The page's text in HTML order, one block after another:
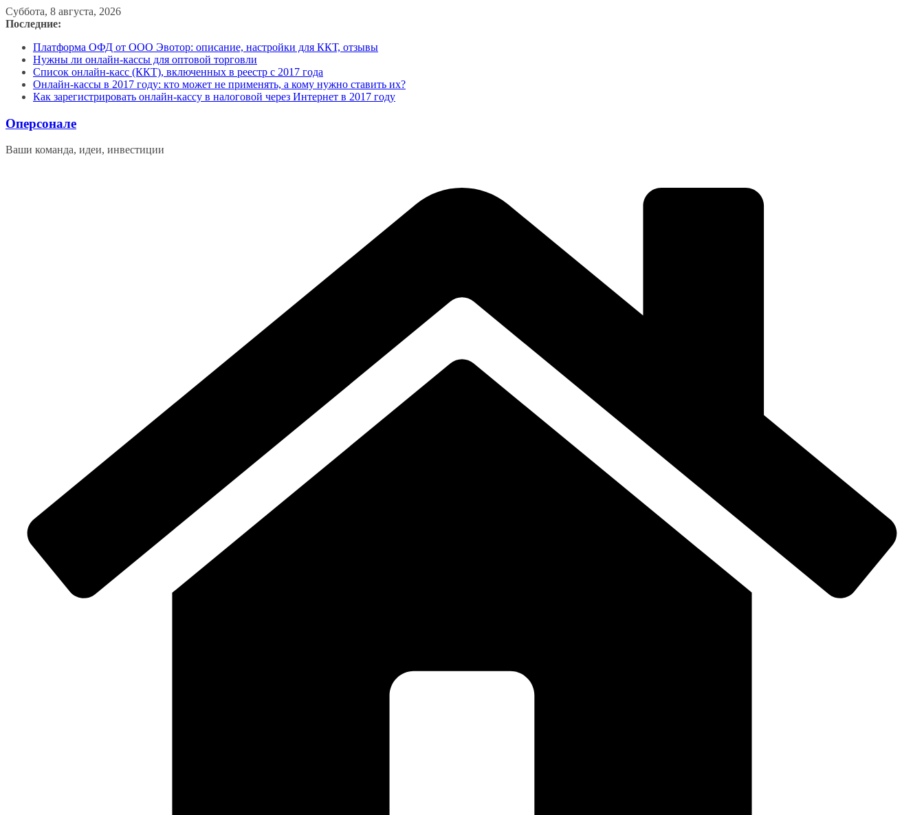
Перейти
к
Суббота, 8 августа, 2026
Последние:
Платформа ОФД от ООО Эвотор: описание, настройки для ККТ, отзывы
Нужны ли онлайн-кассы для оптовой торговли
Список онлайн-касс (ККТ), включенных в реестр с 2017 года
Онлайн-кассы в 2017 году: кто может не применять, а кому нужно ставить их?
Как зарегистрировать онлайн-кассу в налоговой через Интернет в 2017 году
Оперсонале
Ваши команда, идеи, инвестиции